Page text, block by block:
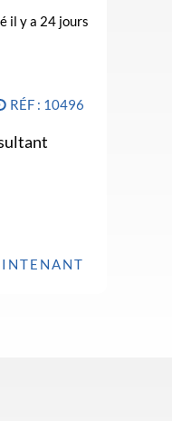
il y a 24 jours
RÉF : 10496